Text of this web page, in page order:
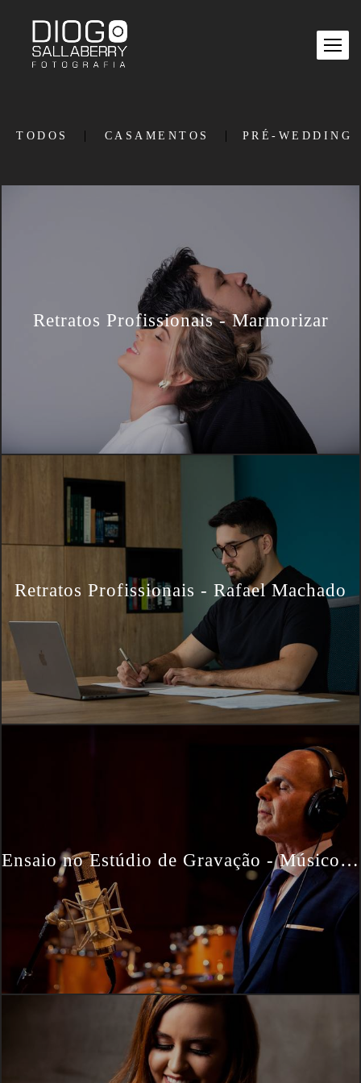
TODOS CASAMENTOS PRÉ-WEDDING
Retratos Profissionais - Marmorizar
Retratos Profissionais - Rafael Machado
Ensaio no Estúdio de Gravação - Músico e Produtor Musical César Carlet